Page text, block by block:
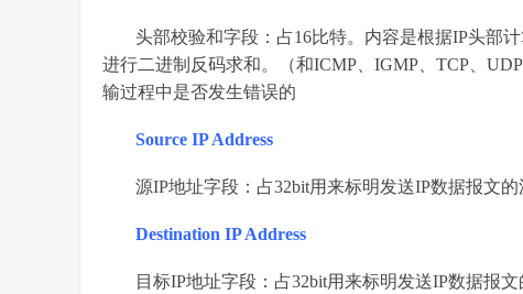
头部校验和字段：占16比特。内容是根据IP头部
进行二进制反码求和。（和ICMP、IGMP、TCP、
输过程中是否发生错误的
Source IP Address
源IP地址字段：占32bit用来标明发送IP数据报文
Destination IP Address
目标IP地址字段：占32bit用来标明发送IP数据报